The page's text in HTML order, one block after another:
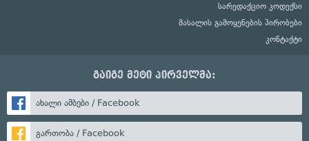
სარედაქციო კოდექსი
მასალის გამოყენების პირობები
კონტაქტი
გაიგე მეტი პირველმა:
ახალი ამბები / Facebook
გართობა / Facebook